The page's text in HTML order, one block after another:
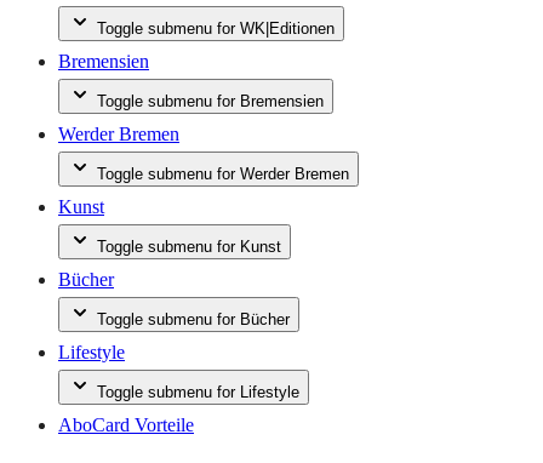
Toggle submenu for WK|Editionen
Bremensien
Toggle submenu for Bremensien
Werder Bremen
Toggle submenu for Werder Bremen
Kunst
Toggle submenu for Kunst
Bücher
Toggle submenu for Bücher
Lifestyle
Toggle submenu for Lifestyle
AboCard Vorteile